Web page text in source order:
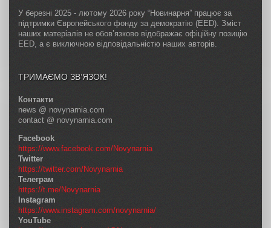
У березні 2025 - лютому 2026 року “Новинарня” працює за
підтримки Європейського фонду за демократію (EED). Зміст
наших матеріалів не обов’язково відображає офіційну позицію
EED, а є виключною відповідальністю наших авторів.
ТРИМАЄМО ЗВ’ЯЗОК!
Контакти
news @ novynarnia.com
contact @ novynarnia.com
Facebook
https://www.facebook.com/Novynarnia
Twitter
https://twitter.com/Novynarnia
Телеграм
https://t.me/Novynarnia
Instagram
https://www.instagram.com/novynarnia/
YouTube